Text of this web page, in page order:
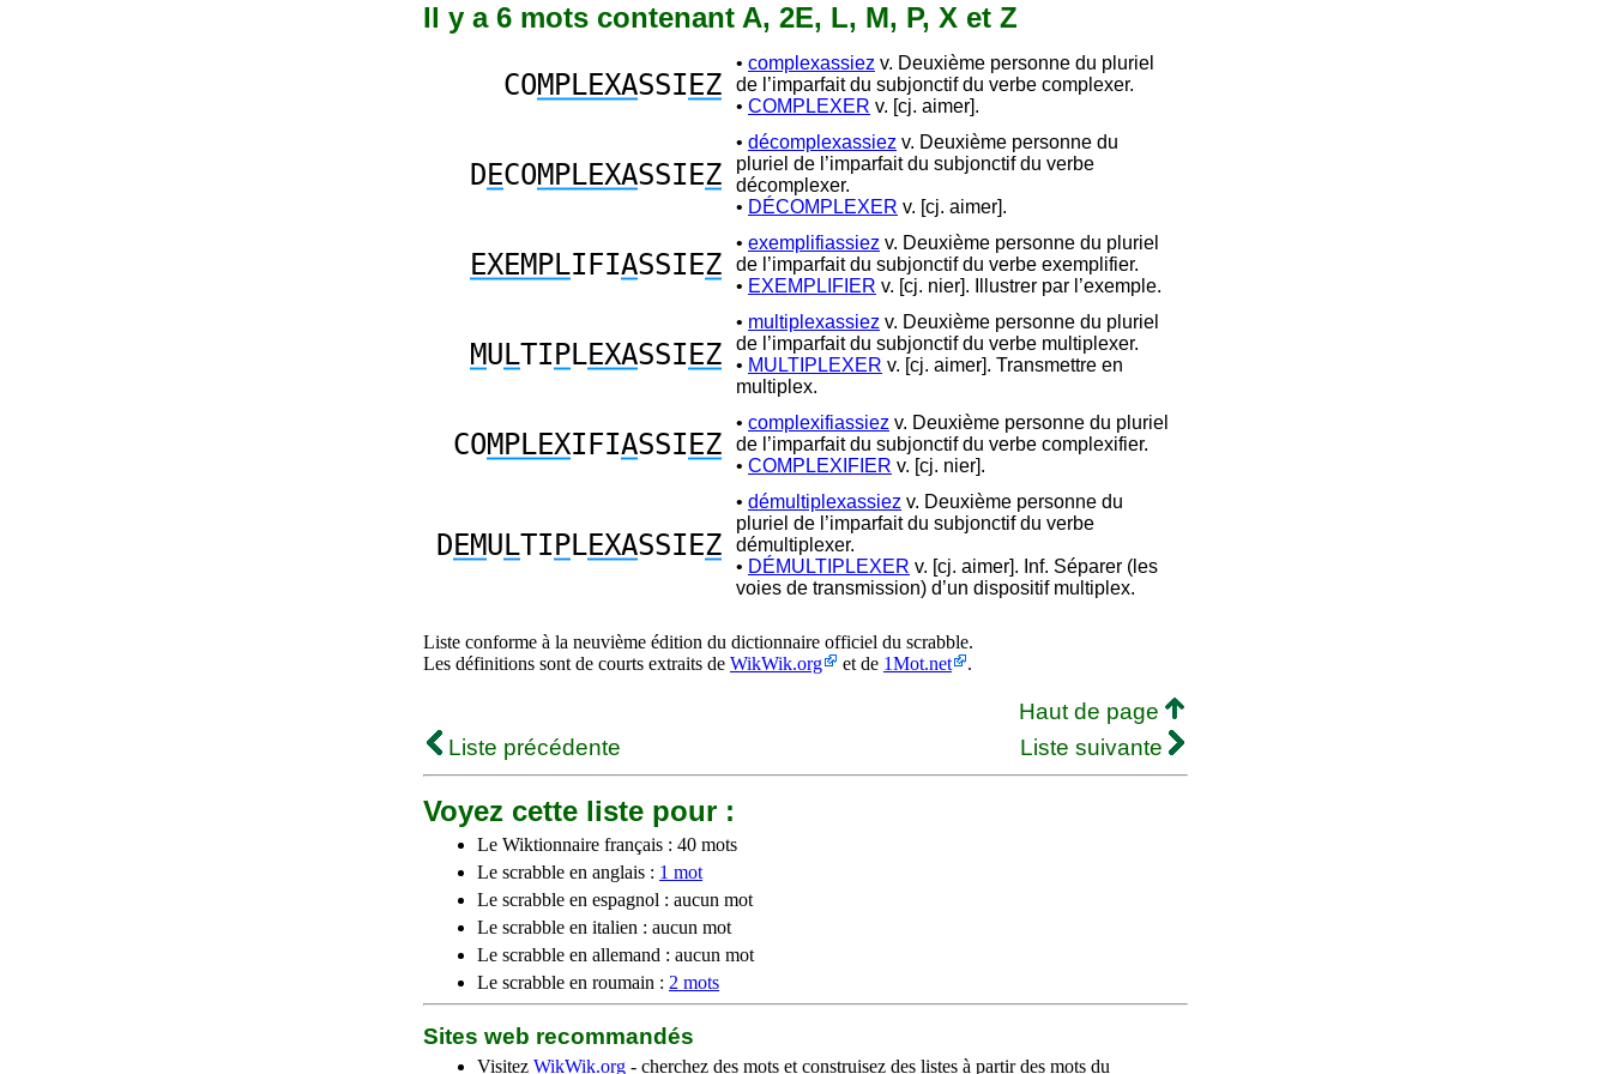
Il y a 6 mots contenant A, 2E, L, M, P, X et Z
COMPLEXASSI EZ
• complexassiez v. Deuxième personne du pluriel
de l’imparfait du subjonctif du verbe complexer.
• COMPLEXER v. [cj. aimer].
DECOMPLEXASSIEZ
• décomplexassiez v. Deuxième personne du
pluriel de l’imparfait du subjonctif du verbe
décomplexer.
• DÉCOMPLEXER v. [cj. aimer].
EXEMPLIFIASSIEZ
• exemplifiassiez v. Deuxième personne du pluriel
de l’imparfait du subjonctif du verbe exemplifier.
• EXEMPLIFIER v. [cj. nier]. Illustrer par l’exemple.
MU LTI PLEXASSI EZ
• multiplexassiez v. Deuxième personne du pluriel
de l’imparfait du subjonctif du verbe multiplexer.
• MULTIPLEXER v. [cj. aimer]. Transmettre en
multiplex.
COMPLEXIFIASSI EZ
• complexifiassiez v. Deuxième personne du pluriel
de l’imparfait du subjonctif du verbe complexifier.
• COMPLEXIFIER v. [cj. nier].
DEMU LTI PLEXASSIEZ
• démultiplexassiez v. Deuxième personne du
pluriel de l’imparfait du subjonctif du verbe
démultiplexer.
• DÉMULTIPLEXER v. [cj. aimer]. Inf. Séparer (les
voies de transmission) d’un dispositif multiplex.
Liste conforme à la neuvième édition du dictionnaire officiel du scrabble.
Les définitions sont de courts extraits de WikWik.org et de 1Mot.net .
Haut de page
Liste précédente
Liste suivante
Voyez cette liste pour :
Le Wiktionnaire français : 40 mots
Le scrabble en anglais : 1 mot
Le scrabble en espagnol : aucun mot
Le scrabble en italien : aucun mot
Le scrabble en allemand : aucun mot
Le scrabble en roumain : 2 mots
Sites web recommandés
Visitez WikWik.org - cherchez des mots et construisez des listes à partir des mots du